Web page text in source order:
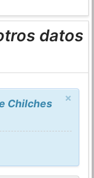
datos
×
Chilches